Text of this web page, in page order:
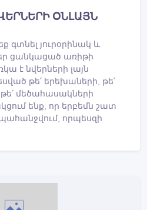
ՕՆԼԱՅՆ
գտնել յուրօրինակ և
ցանկացած առիթի
է նվերների լայն
թե՛ երեխաների, թե՛
մեծահասակների
ենք, որ երբեմն շատ
որպեսզի